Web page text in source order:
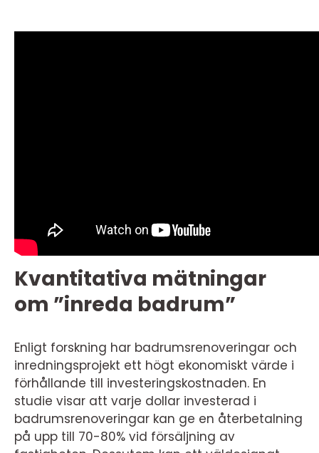
Kvantitativa mätningar
om ”inreda badrum”
Enligt forskning har badrumsrenoveringar och
inredningsprojekt ett högt ekonomiskt värde i
förhållande till investeringskostnaden. En
studie visar att varje dollar investerad i
badrumsrenoveringar kan ge en återbetalning
på upp till 70-80% vid försäljning av